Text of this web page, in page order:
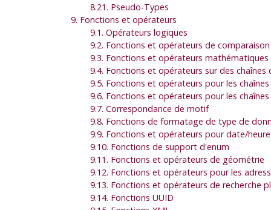
8.21. Pseudo-Types
9. Fonctions et opérateurs
9.1. Opérateurs logiques
9.2. Fonctions et opérateurs de comparaison
9.3. Fonctions et opérateurs mathématiques
9.4. Fonctions et opérateurs sur des chaînes
9.5. Fonctions et opérateurs pour les
9.6. Fonctions et opérateurs pour les
9.7. Correspondance de motif
9.8. Fonctions de formatage de type de
9.9. Fonctions et opérateurs pour date/heure
9.10. Fonctions de support d'enum
9.11. Fonctions et opérateurs de géométrie
9.12. Fonctions et opérateurs pour les
9.13. Fonctions et opérateurs de recherche
9.14. Fonctions UUID